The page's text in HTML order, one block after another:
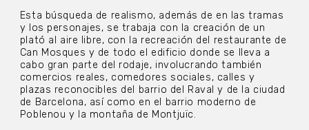
Esta búsqueda de realismo, además de en las tramas
y los personajes, se trabaja con la creación de un
plató al aire libre, con la recreación del restaurante de
Can Mosques y de todo el edificio donde se lleva a
cabo gran parte del rodaje, involucrando también
comercios reales, comedores sociales, calles y
plazas reconocibles del barrio del Raval y de la ciudad
de Barcelona, así como en el barrio moderno de
Poblenou y la montaña de Montjuïc.